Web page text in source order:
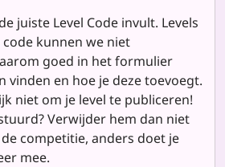
juiste Level Code invult. Levels
kunnen we niet
goed in het formulier
vinden en hoe je deze toevoegt.
niet om je level te publiceren!
Verwijder hem dan niet
competitie, anders doet je
mee.